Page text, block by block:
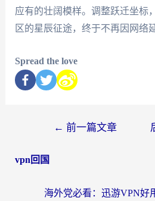
应有的壮阔模样。调整跃迁坐
区的星辰征途，终于不再因网络
Spread the love
← 前一篇文章
vpn回国